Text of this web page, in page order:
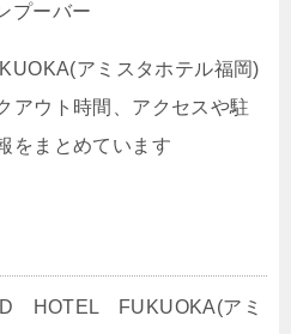
プーバー
アミスタホテル福岡)
アウト時間、アクセスや駐
をまとめています
HOTEL FUKUOKA(アミ